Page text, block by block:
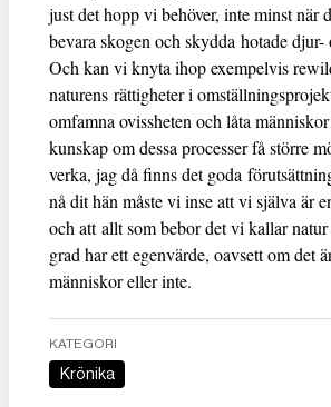
just det hopp vi behöver, inte minst när
bevara skogen och skydda hotade djur-
Och kan vi knyta ihop exempelvis
naturens rättigheter i
omfamna ovissheten och låta
kunskap om dessa processer få större
verka, jag då finns det goda
nå dit hän måste vi inse att vi själva är
och att allt som bebor det vi kallar
grad har ett egenvärde, oavsett om det
människor eller inte.
KATEGORI
Krönika